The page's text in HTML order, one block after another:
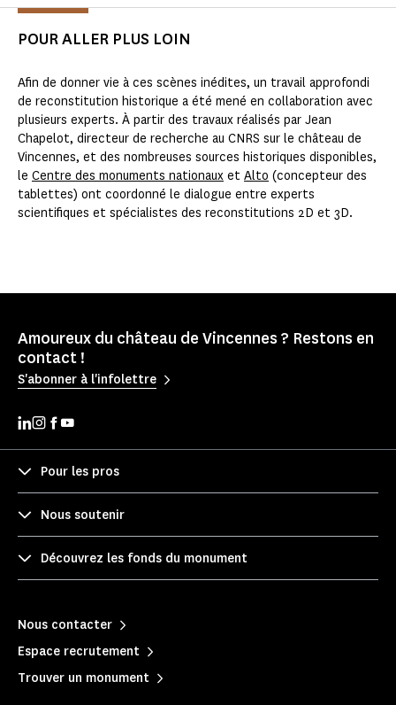
POUR ALLER PLUS LOIN
Afin de donner vie à ces scènes inédites, un travail approfondi
de reconstitution historique a été mené en collaboration avec
plusieurs experts. À partir des travaux réalisés par Jean
Chapelot, directeur de recherche au CNRS sur le château de
Vincennes, et des nombreuses sources historiques disponibles,
le Centre des monuments nationaux et Alto (concepteur des
tablettes) ont coordonné le dialogue entre experts
scientifiques et spécialistes des reconstitutions 2D et 3D.
Amoureux du château de Vincennes ? Restons en
contact !
S'abonner à l'infolettre
Pour les pros
Nous soutenir
Découvrez les fonds du monument
Nous contacter
Espace recrutement
Trouver un monument